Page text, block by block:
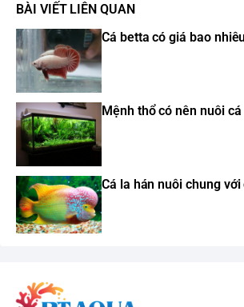
BÀI VIẾT LIÊN QUAN
Cá betta có giá bao
Mệnh thổ có nên nuôi
Cá la hán nuôi chung với